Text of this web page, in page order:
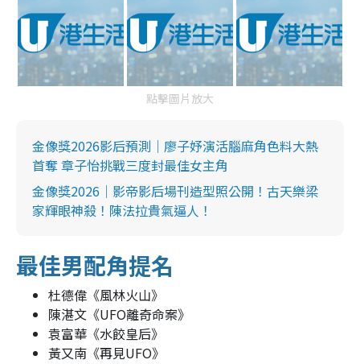
點擊圖片放大
金像獎2026影后預測｜廖子妤演活腦麻角色料大熱
首奪 章子怡挑戰三度封最佳女主角
金像獎2026｜影帝影后場刊造型照公開！古天樂梁
家輝眼神殺！陳法拉貴氣逼人！
最佳男配角提名
杜德偉《風林火山》
陳湛文《UFO離奇命案》
袁富華《水餃皇后》
黃又南《再見UFO》